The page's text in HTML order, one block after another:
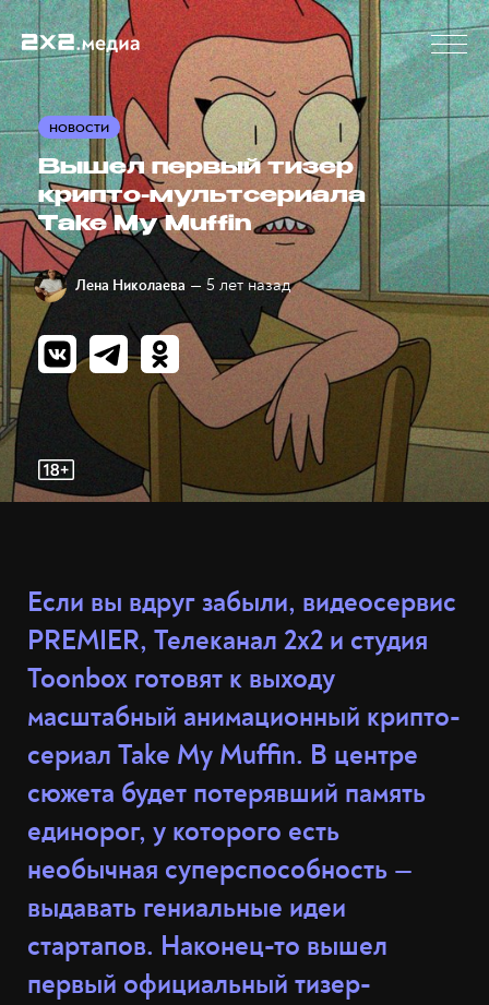
НОВОСТИ
Вышел первый тизер
крипто-мультсериала
Take My Muffin
Лена Николаева — 5 лет назад
Если вы вдруг забыли, видеосервис
PREMIER, Телеканал 2x2 и студия
Toonbox готовят к выходу
масштабный анимационный крипто-
сериал Take My Muffin. В центре
сюжета будет потерявший память
единорог, у которого есть
необычная суперспособность —
выдавать гениальные идеи
стартапов. Наконец-то вышел
первый официальный тизер-